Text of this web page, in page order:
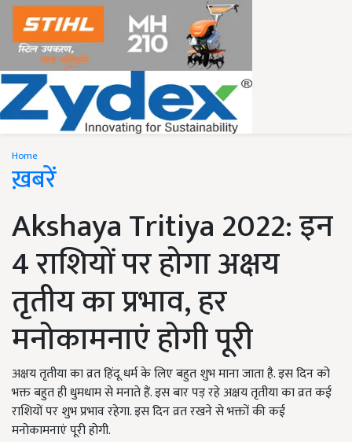
Home
ख़बरें
Akshaya Tritiya 2022: इन
4 राशियों पर होगा अक्षय
तृतीय का प्रभाव, हर
मनोकामनाएं होगी पूरी
अक्षय तृतीया का व्रत हिंदू धर्म के लिए बहुत शुभ माना जाता है. इस दिन को
भक्त बहुत ही धुमधाम से मनाते हैं. इस बार पड़ रहे अक्षय तृतीया का व्रत कई
राशियों पर शुभ प्रभाव रहेगा. इस दिन व्रत रखने से भक्तों की कई
मनोकामनाएं पूरी होगी.